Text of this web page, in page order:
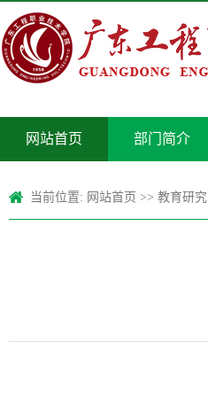
网站首页 部门简介
当前位置: 网站首页 >> 教育研究